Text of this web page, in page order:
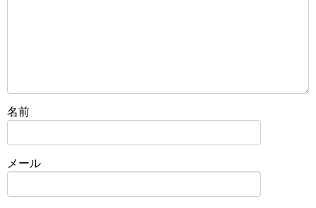
名前
メール